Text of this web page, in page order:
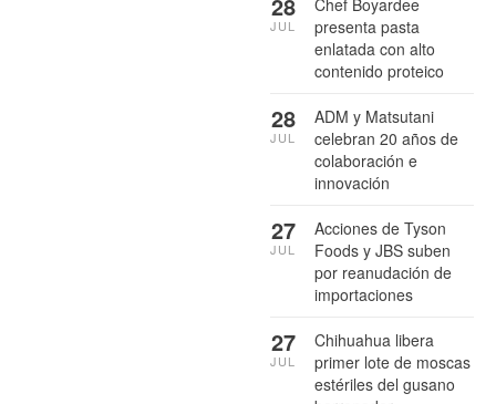
Chef Boyardee
presenta pasta
enlatada con alto
contenido proteico
JUL
ADM y Matsutani
celebran 20 años de
colaboración e
innovación
28
JUL
Acciones de Tyson
Foods y JBS suben
por reanudación de
importaciones
27
JUL
Chihuahua libera
primer lote de moscas
estériles del gusano
27
JUL